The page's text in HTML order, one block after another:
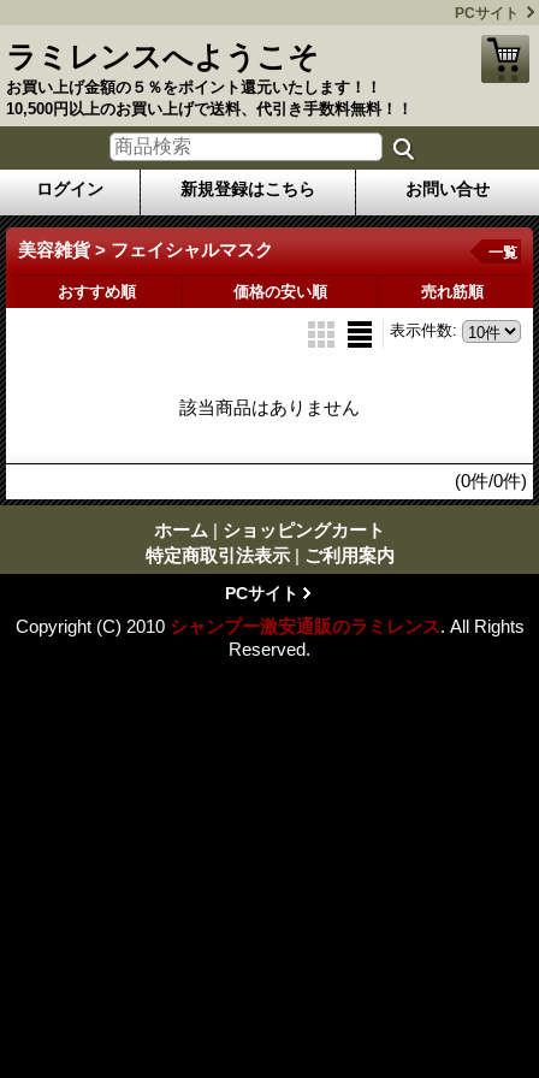
PCサイト
ラミレンスへようこそ
お買い上げ金額の５％をポイント還元いたします！！
10,500円以上のお買い上げで送料、代引き手数料無料！！
ログイン 新規登録はこちら お問い合せ
美容雑貨 > フェイシャルマスク 一覧
おすすめ順 価格の安い順 売れ筋順
表示件数:
該当商品はありません
(0件/0件)
ホーム | ショッピングカート
特定商取引法表示 | ご利用案内
PCサイト
Copyright (C) 2010 シャンプー激安通販のラミレンス. All Rights
Reserved.